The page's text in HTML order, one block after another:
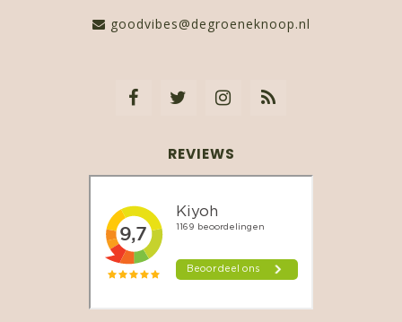
goodvibes@degroeneknoop.nl
REVIEWS